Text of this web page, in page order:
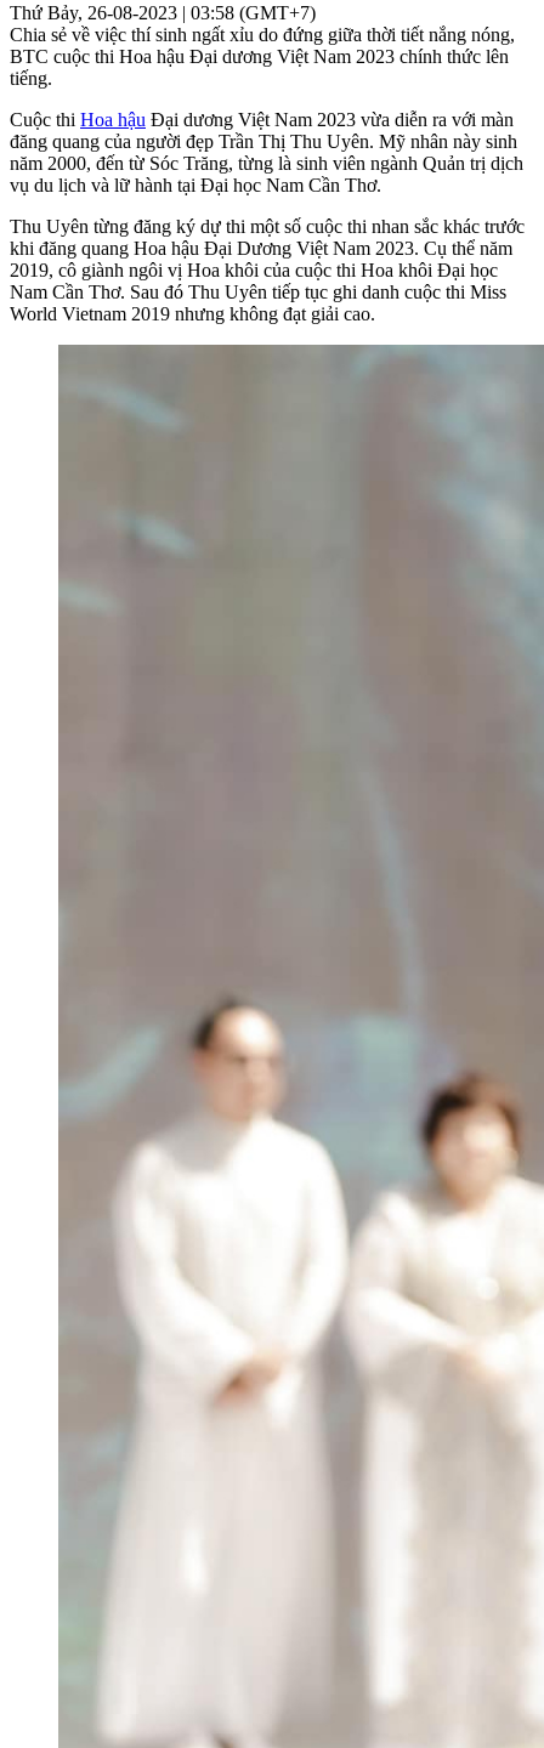
Thứ Bảy, 26-08-2023 | 03:58 (GMT+7)
Chia sẻ về việc thí sinh ngất xỉu do đứng giữa thời tiết nắng nóng,
BTC cuộc thi Hoa hậu Đại dương Việt Nam 2023 chính thức lên
tiếng.
Cuộc thi Hoa hậu Đại dương Việt Nam 2023 vừa diễn ra với màn
đăng quang của người đẹp Trần Thị Thu Uyên. Mỹ nhân này sinh
năm 2000, đến từ Sóc Trăng, từng là sinh viên ngành Quản trị dịch
vụ du lịch và lữ hành tại Đại học Nam Cần Thơ.
Thu Uyên từng đăng ký dự thi một số cuộc thi nhan sắc khác trước
khi đăng quang Hoa hậu Đại Dương Việt Nam 2023. Cụ thể năm
2019, cô giành ngôi vị Hoa khôi của cuộc thi Hoa khôi Đại học
Nam Cần Thơ. Sau đó Thu Uyên tiếp tục ghi danh cuộc thi Miss
World Vietnam 2019 nhưng không đạt giải cao.